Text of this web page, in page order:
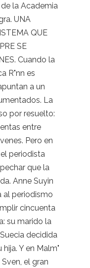
la Academia
UNA
QUE
SE
Cuando la
R"nn es
a un
La
por resuelto:
entre
Pero en
periodista
que la
Anne Suyin
al periodismo
cincuenta
su marido la
decidida
Y en Malm"
el gran